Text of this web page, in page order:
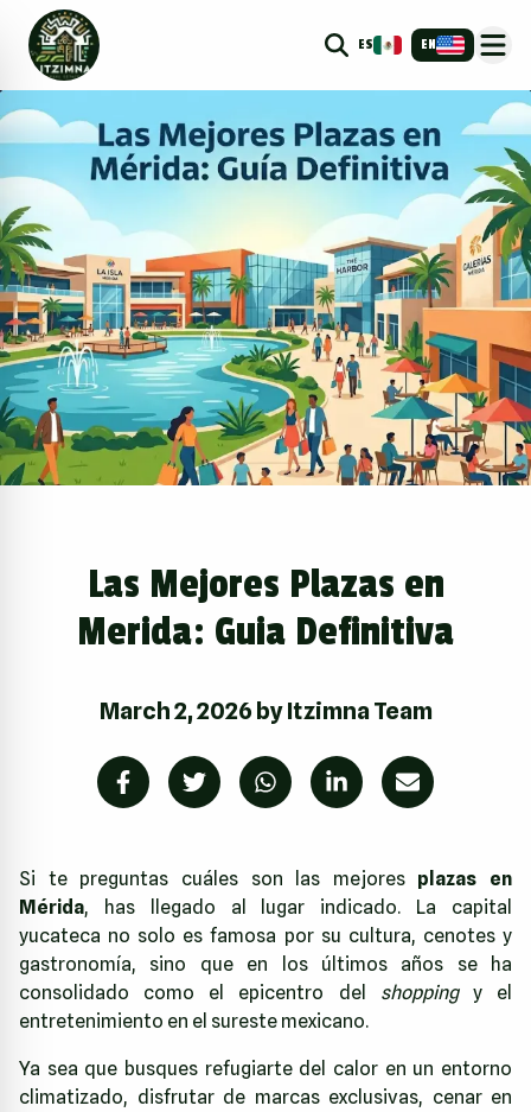
ES EN
Las Mejores Plazas en
Merida: Guia Definitiva
March 2, 2026 byItzimna Team
Si te preguntas cuáles son las mejores plazas en
Mérida, has llegado al lugar indicado. La capital
yucateca no solo es famosa por su cultura, cenotes y
gastronomía, sino que en los últimos años se ha
consolidado como el epicentro del shoppingy el
entretenimiento en el sureste mexicano.
Ya sea que busques refugiarte del calor en un entorno
climatizado, disfrutar de marcas exclusivas, cenar en